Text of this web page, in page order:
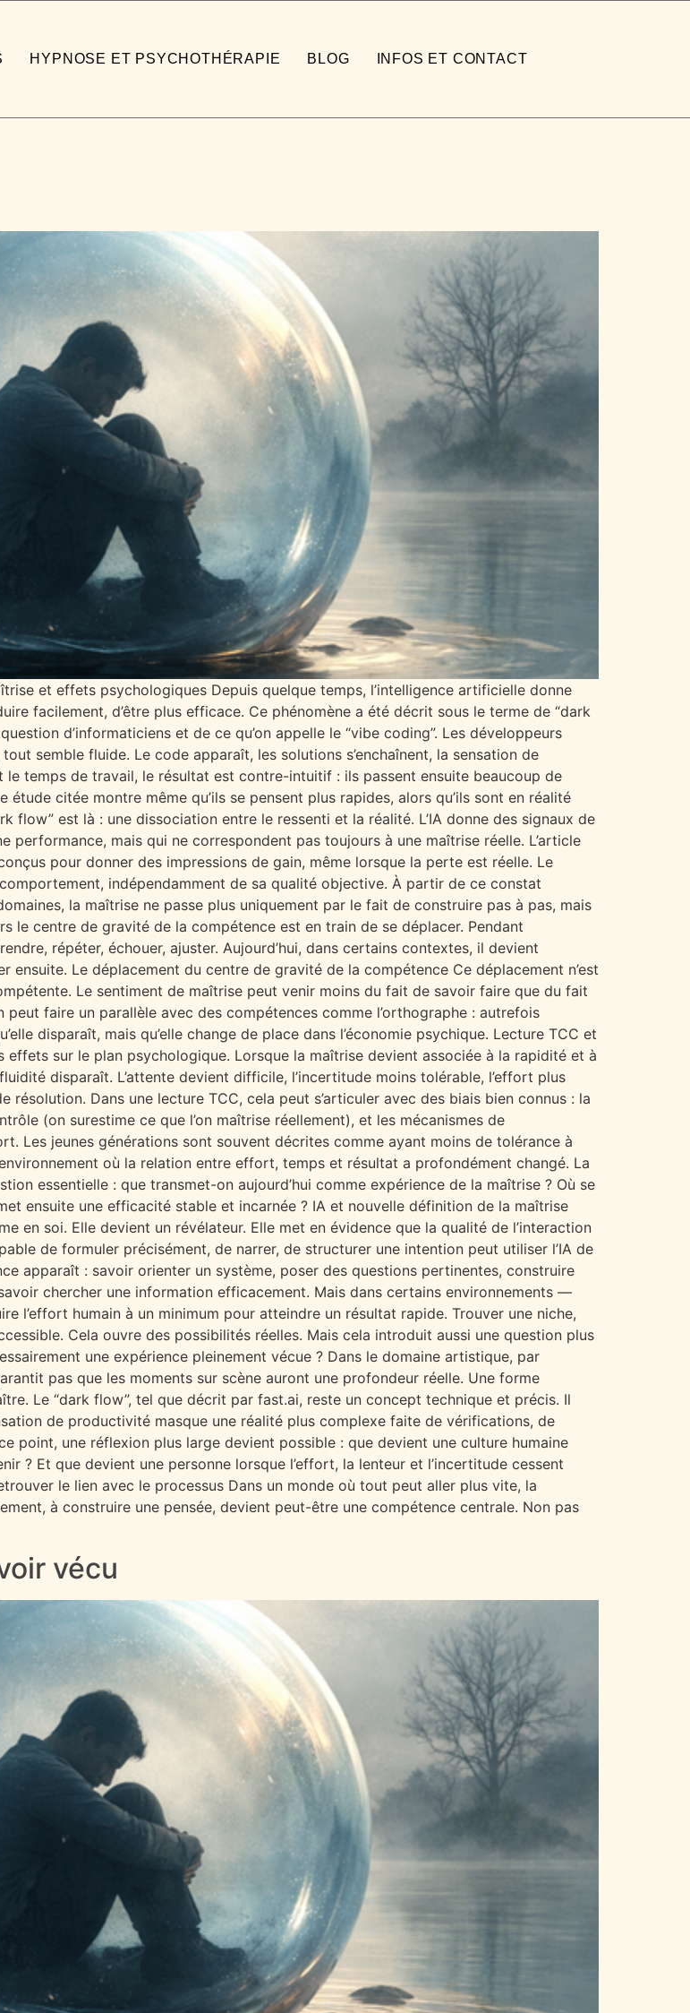
HYPNOSE ET PSYCHOTHÉRAPIE BLOG INFOS ET CONTACT
et effets psychologiques Depuis quelque temps, l’intelligence artificielle donne
facilement, d’être plus efficace. Ce phénomène a été décrit sous le terme de “dark
d’informaticiens et de ce qu’on appelle le “vibe coding”. Les développeurs
semble fluide. Le code apparaît, les solutions s’enchaînent, la sensation de
le temps de travail, le résultat est contre-intuitif : ils passent ensuite beaucoup de
citée montre même qu’ils se pensent plus rapides, alors qu’ils sont en réalité
flow” est là : une dissociation entre le ressenti et la réalité. L’IA donne des signaux de
mais qui ne correspondent pas toujours à une maîtrise réelle. L’article
pour donner des impressions de gain, même lorsque la perte est réelle. Le
indépendamment de sa qualité objective. À partir de ce constat
la maîtrise ne passe plus uniquement par le fait de construire pas à pas, mais
le centre de gravité de la compétence est en train de se déplacer. Pendant
répéter, échouer, ajuster. Aujourd’hui, dans certains contextes, il devient
ensuite. Le déplacement du centre de gravité de la compétence Ce déplacement n’est
Le sentiment de maîtrise peut venir moins du fait de savoir faire que du fait
faire un parallèle avec des compétences comme l’orthographe : autrefois
disparaît, mais qu’elle change de place dans l’économie psychique. Lecture TCC et
effets sur le plan psychologique. Lorsque la maîtrise devient associée à la rapidité et à
disparaît. L’attente devient difficile, l’incertitude moins tolérable, l’effort plus
Dans une lecture TCC, cela peut s’articuler avec des biais bien connus : la
(on surestime ce que l’on maîtrise réellement), et les mécanismes de
Les jeunes générations sont souvent décrites comme ayant moins de tolérance à
où la relation entre effort, temps et résultat a profondément changé. La
essentielle : que transmet-on aujourd’hui comme expérience de la maîtrise ? Où se
ensuite une efficacité stable et incarnée ? IA et nouvelle définition de la maîtrise
en soi. Elle devient un révélateur. Elle met en évidence que la qualité de l’interaction
de formuler précisément, de narrer, de structurer une intention peut utiliser l’IA de
apparaît : savoir orienter un système, poser des questions pertinentes, construire
chercher une information efficacement. Mais dans certains environnements —
l’effort humain à un minimum pour atteindre un résultat rapide. Trouver une niche,
Cela ouvre des possibilités réelles. Mais cela introduit aussi une question plus
une expérience pleinement vécue ? Dans le domaine artistique, par
pas que les moments sur scène auront une profondeur réelle. Une forme
Le “dark flow”, tel que décrit par fast.ai, reste un concept technique et précis. Il
de productivité masque une réalité plus complexe faite de vérifications, de
une réflexion plus large devient possible : que devient une culture humaine
? Et que devient une personne lorsque l’effort, la lenteur et l’incertitude cessent
le lien avec le processus Dans un monde où tout peut aller plus vite, la
à construire une pensée, devient peut-être une compétence centrale. Non pas
vécu